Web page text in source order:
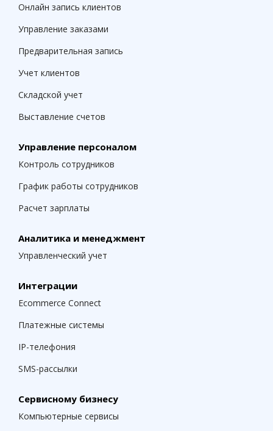
Онлайн запись клиентов
Управление заказами
Предварительная запись
Учет клиентов
Складской учет
Выставление счетов
Управление персоналом
Контроль сотрудников
График работы сотрудников
Расчет зарплаты
Аналитика и менеджмент
Управленческий учет
Интеграции
Ecommerce Connect
Платежные системы
IP-телефония
SMS-рассылки
Сервисному бизнесу
Компьютерные сервисы